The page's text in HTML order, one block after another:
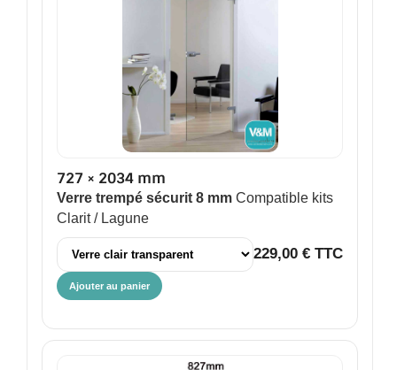
727 × 2034 mm
Verre trempé sécurit 8 mm Compatible kits
Clarit / Lagune
229,00 € TTC
Ajouter au panier